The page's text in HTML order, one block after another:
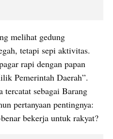
melihat gedung
tetapi sepi aktivitas.
rapi dengan papan
Pemerintah Daerah”.
tercatat sebagai Barang
pertanyaan pentingnya:
bekerja untuk rakyat?